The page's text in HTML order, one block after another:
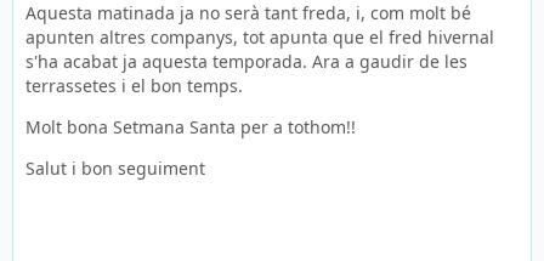
Aquesta matinada ja no serà tant freda, i, com molt bé
apunten altres companys, tot apunta que el fred hivernal
s'ha acabat ja aquesta temporada. Ara a gaudir de les
terrassetes i el bon temps.
Molt bona Setmana Santa per a tothom!!
Salut i bon seguiment